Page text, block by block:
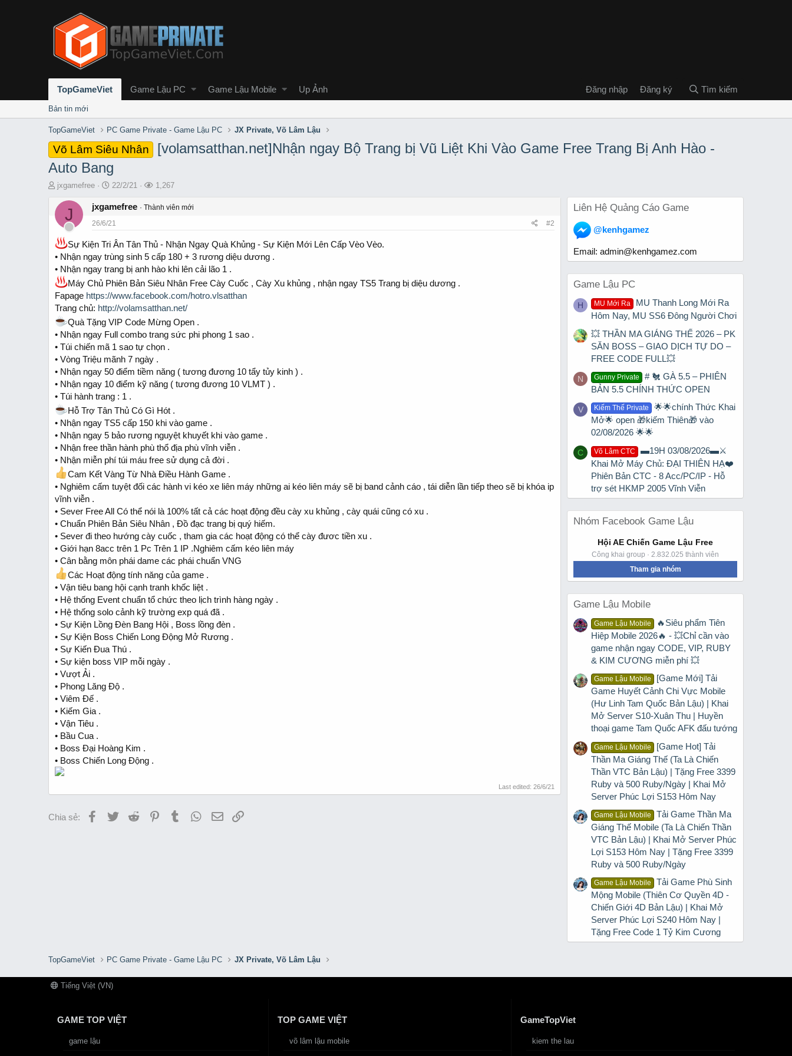
TopGameViet Game Lậu PC Game Lậu Mobile Up Ảnh Đăng nhập Đăng ký Tìm kiếm
Bản tin mới
TopGameViet PC Game Private - Game Lậu PC JX Private, Võ Lâm Lậu
Võ Lâm Siêu Nhân
[volamsatthan.net]Nhận ngay Bộ Trang bị Vũ Liệt Khi Vào Game Free Trang Bị Anh Hào -
Auto Bang
T
r
a
d
s
t
a
r
t
r
jxgamefree
S
a
t
d
a
t
e
22/2/21
L
ợ
m
1,267
J jxgamefree
Thành viên mới
26/6/21
#2
Sự Kiện Tri Ân Tân Thủ - Nhận Ngay Quà Khủng - Sự Kiện Mới Lên Cấp Vèo Vèo.
• Nhận ngay trùng sinh 5 cấp 180 + 3 rương diệu dương .
• Nhận ngay trang bị anh hào khi lên cải lão 1 .
Máy Chủ Phiên Bản Siêu Nhân Free Cày Cuốc , Cày Xu khủng , nhận ngay TS5 Trang bị diệu dương .
Fapage https://www.facebook.com/hotro.vlsatthan
Trang chủ: http://volamsatthan.net/
Quà Tặng VIP Code Mừng Open .
• Nhận ngay Full combo trang sức phi phong 1 sao .
• Túi chiến mã 1 sao tự chọn .
• Vòng Triệu mãnh 7 ngày .
• Nhận ngay 50 điểm tiềm năng ( tương đương 10 tẩy tủy kinh ) .
• Nhận ngay 10 điểm kỹ năng ( tương đương 10 VLMT ) .
• Túi hành trang : 1 .
Hỗ Trợ Tân Thủ Có Gì Hót .
• Nhận ngay TS5 cấp 150 khi vào game .
• Nhận ngay 5 bảo rương nguyệt khuyết khi vào game .
• Nhận free thần hành phù thổ địa phù vĩnh viễn .
• Nhận miễn phí túi máu free sử dụng cả đời .
Cam Kết Vàng Từ Nhà Điều Hành Game .
• Nghiêm cấm tuyệt đối các hành vi kéo xe liên máy những ai kéo liên máy sẽ bị band cảnh cáo , tái diễn lần tiếp theo sẽ bị khóa ip
vĩnh viễn .
• Sever Free All Có thể nói là 100% tất cả các hoạt động đều cày xu khủng , cày quái cũng có xu .
• Chuẩn Phiên Bản Siêu Nhân , Đồ đạc trang bị quý hiếm.
• Sever đi theo hướng cày cuốc , tham gia các hoạt động có thể cày đươc tiền xu .
• Giới hạn 8acc trên 1 Pc Trên 1 IP .Nghiêm cấm kéo liên máy
• Cân bằng môn phái dame các phái chuẩn VNG
Các Hoạt động tính năng của game .
• Vận tiêu bang hội cạnh tranh khốc liệt .
• Hệ thống Event chuẩn tổ chức theo lịch trình hàng ngày .
• Hệ thống solo cảnh kỹ trường exp quá đã .
• Sự Kiện Lồng Đèn Bang Hội , Boss lồng đèn .
• Sự Kiện Boss Chiến Long Động Mở Rương .
• Sự Kiến Đua Thú .
• Sự kiện boss VIP mỗi ngày .
• Vượt Ải .
• Phong Lăng Độ .
• Viêm Đế .
• Kiếm Gia .
• Vận Tiêu .
• Bầu Cua .
• Boss Đại Hoàng Kim .
• Boss Chiến Long Động .
Last edited: 26/6/21
Chia sẻ: Facebook
TwitterReddit PinterestTumblr WhatsApp
EmailLink
Liên Hệ Quảng Cáo Game
@kenhgamez
Email: admin@kenhgamez.com
Game Lậu PC
H MU Mới Ra
MU Thanh Long Mới Ra
Hôm Nay, MU SS6 Đông Người Chơi
💥 THẦN MA GIÁNG THẾ 2026 – PK
SĂN BOSS – GIAO DỊCH TỰ DO –
FREE CODE FULL💥
N Gunny Private
# 🐔 GÀ 5.5 – PHIÊN
BẢN 5.5 CHÍNH THỨC OPEN
V Kiếm Thế Private
🌟🌟chính Thức Khai
Mở🌟 open 🎁kiếm Thiên🎁 vào
02/08/2026 🌟🌟
C Võ Lâm CTC
▬19H 03/08/2026▬⚔️
Khai Mở Máy Chủ: ĐẠI THIÊN HẠ❤️
Phiên Bản CTC - 8 Acc/PC/IP - Hỗ
trợ sét HKMP 2005 Vĩnh Viễn
Nhóm Facebook Game Lậu
Hội AE Chiến Game Lậu Free
Công khai group · 2.832.025 thành viên
Tham gia nhóm
Game Lậu Mobile
Game Lậu Mobile
🔥Siêu phẩm Tiên
Hiệp Mobile 2026🔥 - 💥Chỉ cần vào
game nhận ngay CODE, VIP, RUBY
& KIM CƯƠNG miễn phí 💥
Game Lậu Mobile
[Game Mới] Tải
Game Huyết Cảnh Chi Vực Mobile
(Hư Linh Tam Quốc Bản Lậu) | Khai
Mở Server S10-Xuân Thu | Huyền
thoại game Tam Quốc AFK đấu tướng
Game Lậu Mobile
[Game Hot] Tải
Thần Ma Giáng Thế (Ta Là Chiến
Thần VTC Bản Lậu) | Tặng Free 3399
Ruby và 500 Ruby/Ngày | Khai Mở
Server Phúc Lợi S153 Hôm Nay
Game Lậu Mobile
Tải Game Thần Ma
Giáng Thế Mobile (Ta Là Chiến Thần
VTC Bản Lậu) | Khai Mở Server Phúc
Lợi S153 Hôm Nay | Tặng Free 3399
Ruby và 500 Ruby/Ngày
Game Lậu Mobile
Tải Game Phù Sinh
Mộng Mobile (Thiên Cơ Quyền 4D -
Chiến Giới 4D Bản Lậu) | Khai Mở
Server Phúc Lợi S240 Hôm Nay |
Tặng Free Code 1 Tỷ Kim Cương
TopGameViet PC Game Private - Game Lậu PC JX Private, Võ Lâm Lậu
Tiếng Việt (VN)
GAME TOP VIỆT
game lậu
TOP GAME VIỆT
võ lâm lậu mobile
GameTopViet
kiem the lau